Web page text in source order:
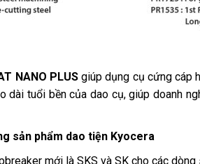
NANO PLUSgiúp dụng cụ cứng cáp
dài tuổi bền của dao cụ, giúp doanh
sản phẩm dao tiện Kyocera
mới là SKS và SK cho các dòng